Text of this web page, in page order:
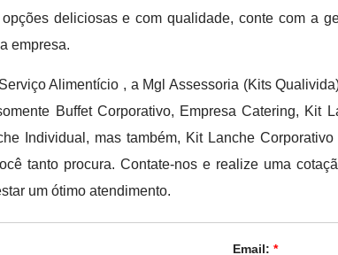
deliciosas e com qualidade, conte com a
empresa.
Alimentício , a Mgl Assessoria (Kits
Buffet Corporativo, Empresa Catering, Kit
Individual, mas também, Kit Lanche
tanto procura. Contate-nos e realize uma
um ótimo atendimento.
Email: *